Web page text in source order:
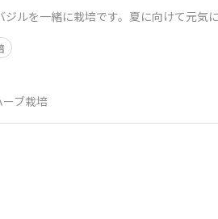
ルを一緒に栽培です。夏に向けて元気
ーブ栽培